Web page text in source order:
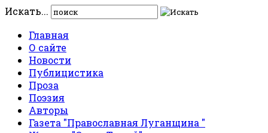
Искать...
Главная
О сайте
Новости
Публицистика
Проза
Поэзия
Авторы
Газета "Православная Луганщина "